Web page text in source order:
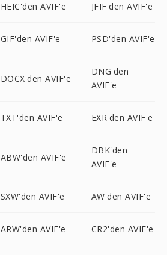
HEIC'den AVIF'e JFIF'den AVIF'e
GIF'den AVIF'e PSD'den AVIF'e
DOCX'den AVIF'e
DNG'den
AVIF'e
TXT'den AVIF'e EXR'den AVIF'e
ABW'den AVIF'e
DBK'den
AVIF'e
SXW'den AVIF'e AW'den AVIF'e
ARW'den AVIF'e CR2'den AVIF'e